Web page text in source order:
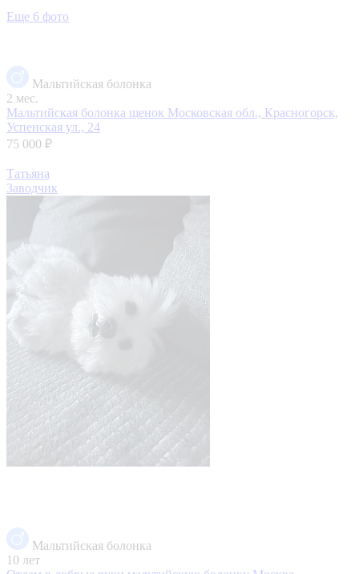
Еще 6 фото
Мальтийская болонка
2 мес.
Мальтийская болонка щенок Московская обл., Красногорск,
Успенская ул., 24
75 000 ₽
Татьяна
Заводчик
Мальтийская болонка
10 лет